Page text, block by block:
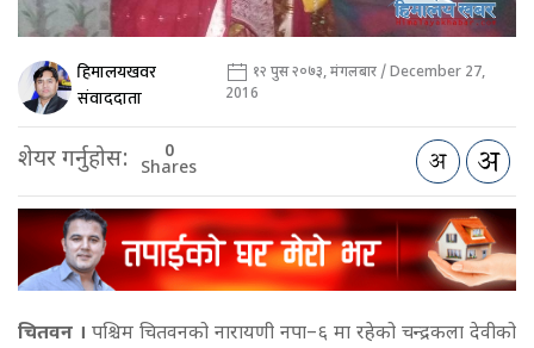
हिमालयखवर
संवाददाता
१२ पुस २०७३, मंगलबार / December 27,
2016
शेयर गर्नुहोस: 0
Shares
चितवन । पश्चिम चितवनको नारायणी नपा–६ मा रहेको चन्द्रकला देवीको